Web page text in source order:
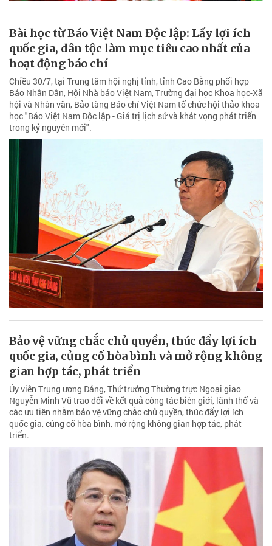
Bài học từ Báo Việt Nam Độc lập: Lấy lợi ích
quốc gia, dân tộc làm mục tiêu cao nhất của
hoạt động báo chí
Chiều 30/7, tại Trung tâm hội nghị tỉnh, tỉnh Cao Bằng phối hợp
Báo Nhân Dân, Hội Nhà báo Việt Nam, Trường đại học Khoa học-Xã
hội và Nhân văn, Bảo tàng Báo chí Việt Nam tổ chức hội thảo khoa
học "Báo Việt Nam Độc lập - Giá trị lịch sử và khát vọng phát triển
trong kỷ nguyên mới".
Bảo vệ vững chắc chủ quyền, thúc đẩy lợi ích
quốc gia, củng cố hòa bình và mở rộng không
gian hợp tác, phát triển
Ủy viên Trung ương Đảng, Thứ trưởng Thường trực Ngoại giao
Nguyễn Minh Vũ trao đổi về kết quả công tác biên giới, lãnh thổ và
các ưu tiên nhằm bảo vệ vững chắc chủ quyền, thúc đẩy lợi ích
quốc gia, củng cố hòa bình, mở rộng không gian hợp tác, phát
triển.